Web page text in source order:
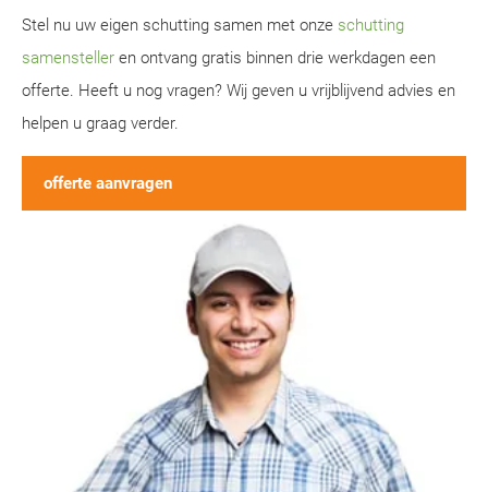
Stel nu uw eigen schutting samen met onze schutting
samensteller en ontvang gratis binnen drie werkdagen een
offerte. Heeft u nog vragen? Wij geven u vrijblijvend advies en
helpen u graag verder.
offerte aanvragen